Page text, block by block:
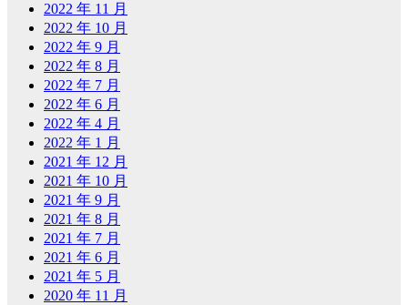
2022 年 11 月
2022 年 10 月
2022 年 9 月
2022 年 8 月
2022 年 7 月
2022 年 6 月
2022 年 4 月
2022 年 1 月
2021 年 12 月
2021 年 10 月
2021 年 9 月
2021 年 8 月
2021 年 7 月
2021 年 6 月
2021 年 5 月
2020 年 11 月